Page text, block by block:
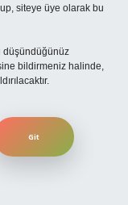
siteye üye olarak bu
düşündüğünüz
bildirmeniz halinde,